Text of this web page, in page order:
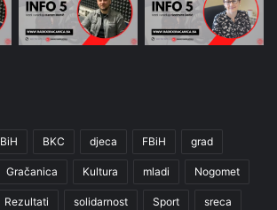
BiH BKC djeca FBiH grad
Gračanica Kultura mladi Nogomet
Rezultati solidarnost Sport sreca